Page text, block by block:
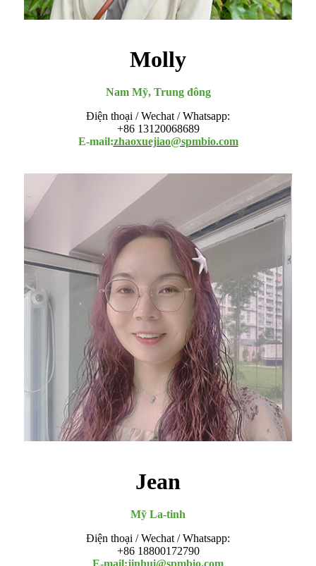
Molly
Nam Mỹ, Trung đông
Điện thoại / Wechat / Whatsapp:
+86 13120068689
E-mail:zhaoxuejiao@spmbio.com
Jean
Mỹ La-tinh
Điện thoại / Wechat / Whatsapp:
+86 18800172790
E-mail:jinhui@spmbio.com